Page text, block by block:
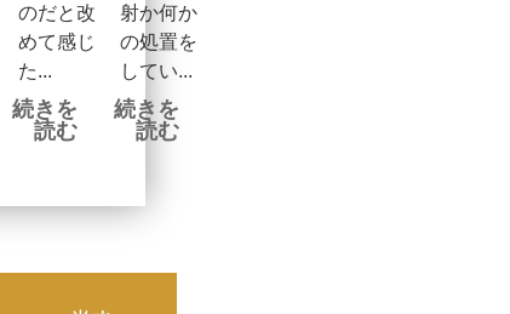
のだと改
めて感じ
た...
続きを
読む
射か何か
の処置を
してい...
続きを
読む